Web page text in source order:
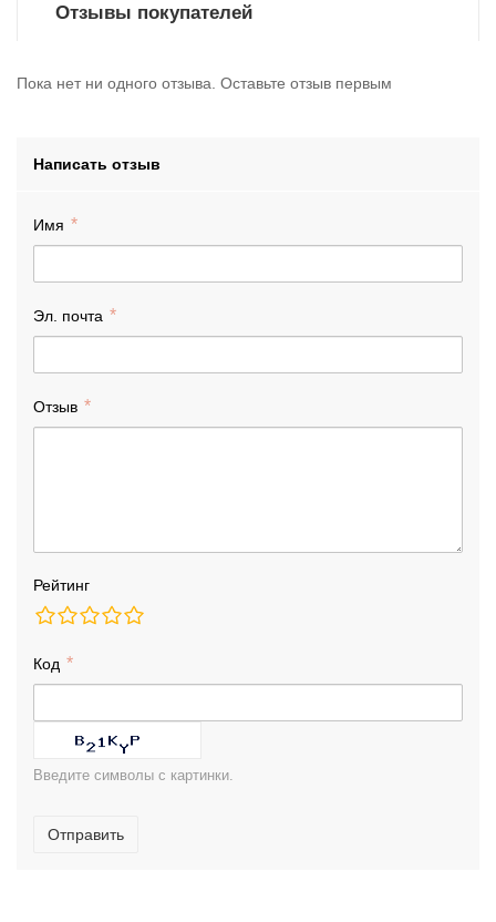
Отзывы покупателей
Пока нет ни одного отзыва. Оставьте отзыв первым
Написать отзыв
Имя
Эл. почта
Отзыв
Рейтинг
Код
Введите символы с картинки.
Отправить